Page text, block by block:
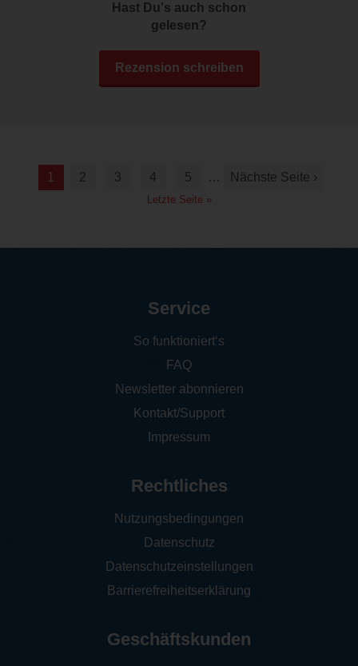
Hast Du's auch schon
gelesen?
Rezension schreiben
1 2 3 4 5 … Nächste Seite ›
Letzte Seite »
Service
So funktioniert‘s
FAQ
Newsletter abonnieren
Kontakt/Support
Impressum
Rechtliches
Nutzungsbedingungen
Datenschutz
Datenschutzeinstellungen
Barrierefreiheitserklärung
Geschäftskunden